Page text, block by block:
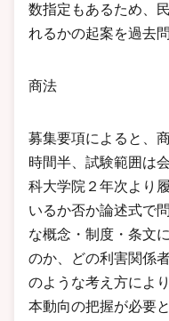
数指定もあるため、
れるかの起案を過去
商法
募集要項によると、
時間半、試験範囲は
科大学院２年次より
いるか否か論述式で
な概念・制度・条文
のか、どの利害関係
のような考え方によ
本動向の把握が必要